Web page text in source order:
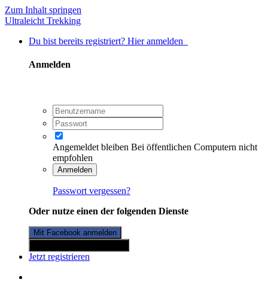
Zum Inhalt springen
Ultraleicht Trekking
Du bist bereits registriert? Hier anmelden
Anmelden
Angemeldet bleiben Bei öffentlichen Computern nicht
empfohlen
Anmelden
Passwort vergessen?
Oder nutze einen der folgenden Dienste
Mit Facebook anmelden
Jetzt registrieren